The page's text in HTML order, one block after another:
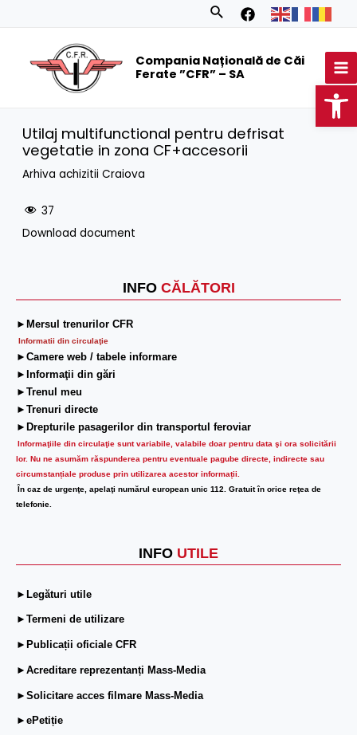
Search
Compania Națională de Căi
Ferate ”CFR” – SA
INFO CĂLĂTORI
►Mersul trenurilor CFR
Informatii din circulaţie
►Camere web / tabele informare
►Informaţii din gări
►Trenul meu
►Trenuri directe
►Drepturile pasagerilor din transportul feroviar
Informaţiile din circulaţie sunt variabile, valabile doar pentru data şi ora solicitării
lor. Nu ne asumăm răspunderea pentru eventuale pagube directe, indirecte sau
circumstanțiale produse prin utilizarea acestor informații.
În caz de urgenţe, apelaţi numărul european unic 112. Gratuit în orice reţea de
telefonie.
INFO UTILE
►Legături utile
►Termeni de utilizare
►Publicații oficiale CFR
►Acreditare reprezentanți Mass-Media
►Solicitare acces filmare Mass-Media
►ePetiție
Utilaj multifunctional pentru defrisat
vegetatie in zona CF+accesorii
Arhiva achizitii Craiova
37
Download document